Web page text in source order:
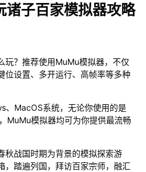
诸子百家模拟器攻略
玩？推荐使用MuMu模拟器，不仅
位设置、多开运行、高帧率等多种
、MacOS系统，无论你使用的是
MuMu模拟器均可为你提供最流畅
秋战国时期为背景的模拟探索游
，踏遍列国，拜访百家宗师，融汇